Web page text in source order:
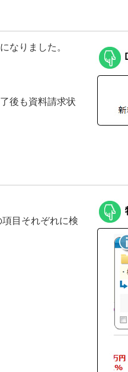
なりました。
後も資料請求状
目それぞれに検